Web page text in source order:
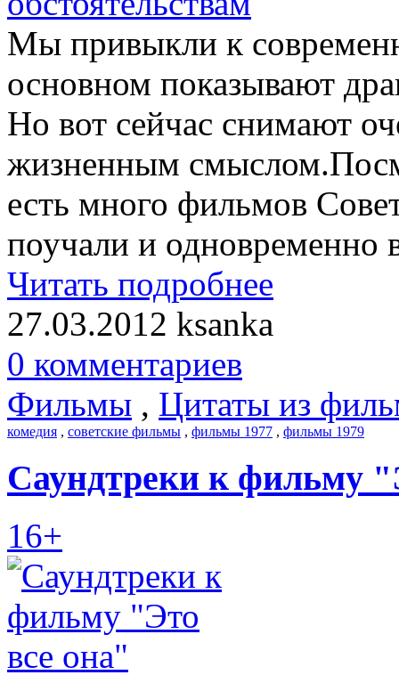
Мы привыкли к
основном показывают
Но вот сейчас снимают
жизненным
есть много фильмов
поучали и одновременно
Читать подробнее
27.03.2012 ksanka
0 комментариев
Фильмы , Цитаты из
комедия , советские фильмы , фильмы 1977 , фильмы 1979
Саундтреки к фильму
16+